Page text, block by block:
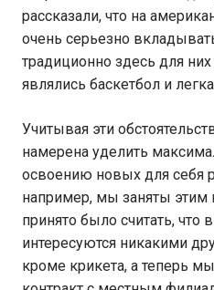
рассказали, что на
очень серьезно
традиционно здесь для
являлись баскетбол и
Учитывая эти
намерена уделить
освоению новых для себя
например, мы заняты
принято было считать, что
интересуются никакими
кроме крикета, а теперь